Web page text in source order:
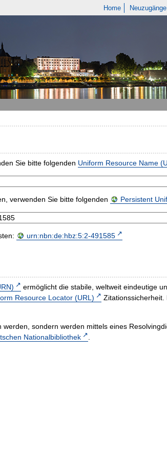
Home Neuzugänge
Sie bitte folgenden Uniform Resource Name
verwenden Sie bitte folgenden Persistent
urn:nbn:de:hbz:5:2-491585
ermöglicht die stabile, weltweit eindeutige
Resource Locator (URL)
Zitationssicherheit.
sondern werden mittels eines
Nationalbibliothek .